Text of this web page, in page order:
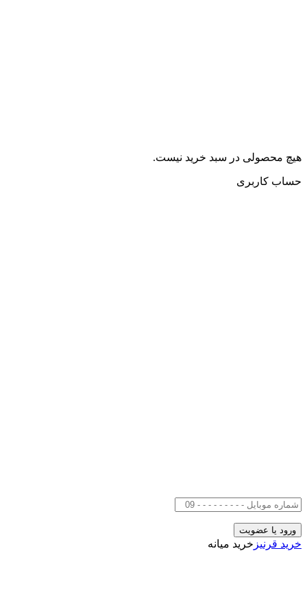
هیچ محصولی در سبد خرید نیست.
حساب کاربری
خرید قرنیز خرید میانه